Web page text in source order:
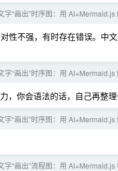
字“画出”时序图：用
性不强，有时存在错误。中
字“画出”时序图：用
，你会语法的话，自己再整
字“画出”时序图：用
字“画出”流程图：用